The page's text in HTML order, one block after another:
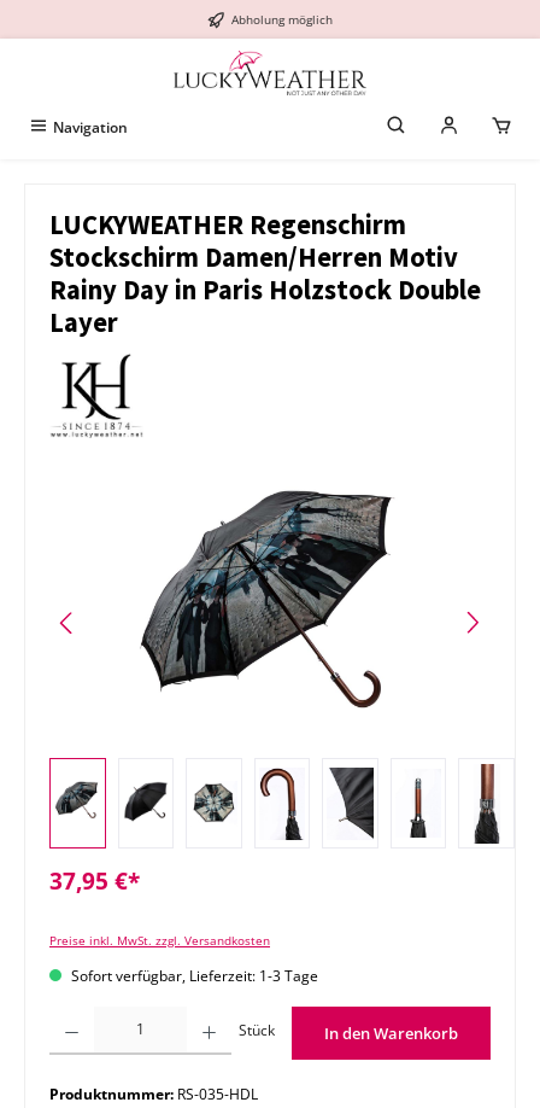
Abholung möglich
Navigation
LUCKYWEATHER Regenschirm
Stockschirm Damen/Herren Motiv
Rainy Day in Paris Holzstock Double
Layer
37,95 €*
Preise inkl. MwSt. zzgl. Versandkosten
Sofort verfügbar, Lieferzeit: 1-3 Tage
Stück In den Warenkorb
Produktnummer: RS-035-HDL